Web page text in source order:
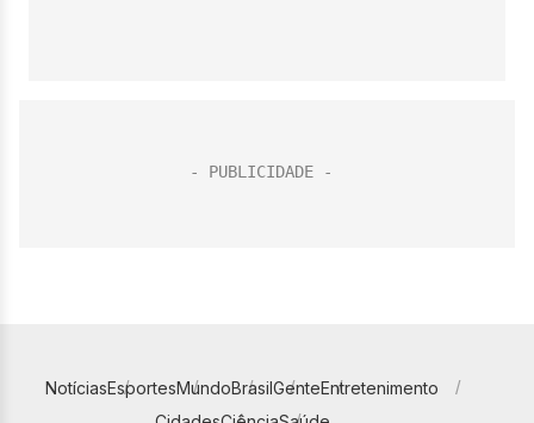
NotíciasEsportesMundoBrasilGenteEntretenimento